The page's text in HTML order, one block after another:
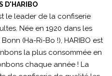
D'HARIBO
le leader de la confiserie
Née en 1920 dans les
(Ha-Ri-Bo !), HARIBO est
la plus consommée en
chaque année ! La